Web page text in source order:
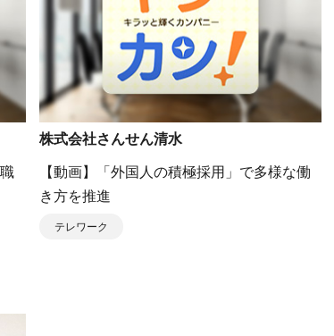
株式会社さんせん清水
【動画】「外国人の積極採用」で多様な働
き方を推進
テレワーク